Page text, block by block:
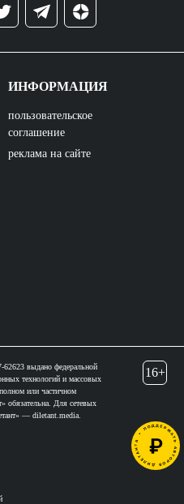
ИНФОРМАЦИЯ
пользовательское
соглашение
реклама на сайте
выдано федеральной
технологий и массовых
или частичном
обязательна. Для сетевых
— diletant.media.
16+